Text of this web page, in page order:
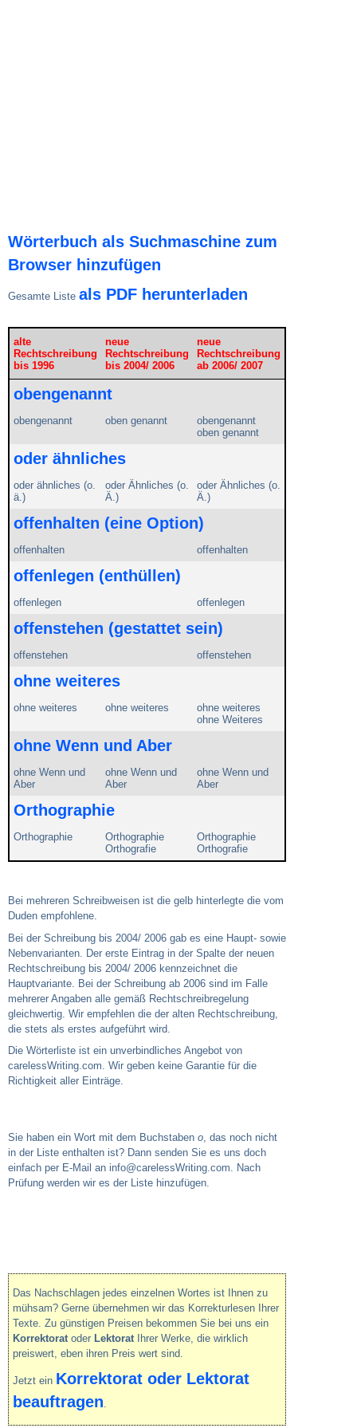
Wörterbuch als Suchmaschine zum
Browser hinzufügen
Gesamte Liste als PDF herunterladen
alte
Rechtschreibung
bis 1996
neue
Rechtschreibung
bis 2004/ 2006
neue
Rechtschreibung
ab 2006/ 2007
obengenannt
obengenannt oben genannt
obengenannt
oben genannt
oder ähnliches
oder ähnliches (o.
ä.)
oder Ähnliches (o.
Ä.)
oder Ähnliches (o.
Ä.)
offenhalten (eine Option)
offenhalten offenhalten
offenlegen (enthüllen)
offenlegen offenlegen
offenstehen (gestattet sein)
offenstehen offenstehen
ohne weiteres
ohne weiteres ohne weiteres
ohne weiteres
ohne Weiteres
ohne Wenn und Aber
ohne Wenn und
Aber
ohne Wenn und
Aber
ohne Wenn und
Aber
Orthographie
Orthographie
Orthographie
Orthografie
Orthographie
Orthografie
Bei mehreren Schreibweisen ist die gelb hinterlegte die vom
Duden empfohlene.
Bei der Schreibung bis 2004/ 2006 gab es eine Haupt- sowie
Nebenvarianten. Der erste Eintrag in der Spalte der neuen
Rechtschreibung bis 2004/ 2006 kennzeichnet die
Hauptvariante. Bei der Schreibung ab 2006 sind im Falle
mehrerer Angaben alle gemäß Rechtschreibregelung
gleichwertig. Wir empfehlen die der alten Rechtschreibung,
die stets als erstes aufgeführt wird.
Die Wörterliste ist ein unverbindliches Angebot von
carelessWriting.com. Wir geben keine Garantie für die
Richtigkeit aller Einträge.
Sie haben ein Wort mit dem Buchstaben o, das noch nicht
in der Liste enthalten ist? Dann senden Sie es uns doch
einfach per E-Mail an info@carelessWriting.com. Nach
Prüfung werden wir es der Liste hinzufügen.
Das Nachschlagen jedes einzelnen Wortes ist Ihnen zu
mühsam? Gerne übernehmen wir das Korrekturlesen Ihrer
Texte. Zu günstigen Preisen bekommen Sie bei uns ein
Korrektorat oder Lektorat Ihrer Werke, die wirklich
preiswert, eben ihren Preis wert sind.
Jetzt ein Korrektorat oder Lektorat
beauftragen.